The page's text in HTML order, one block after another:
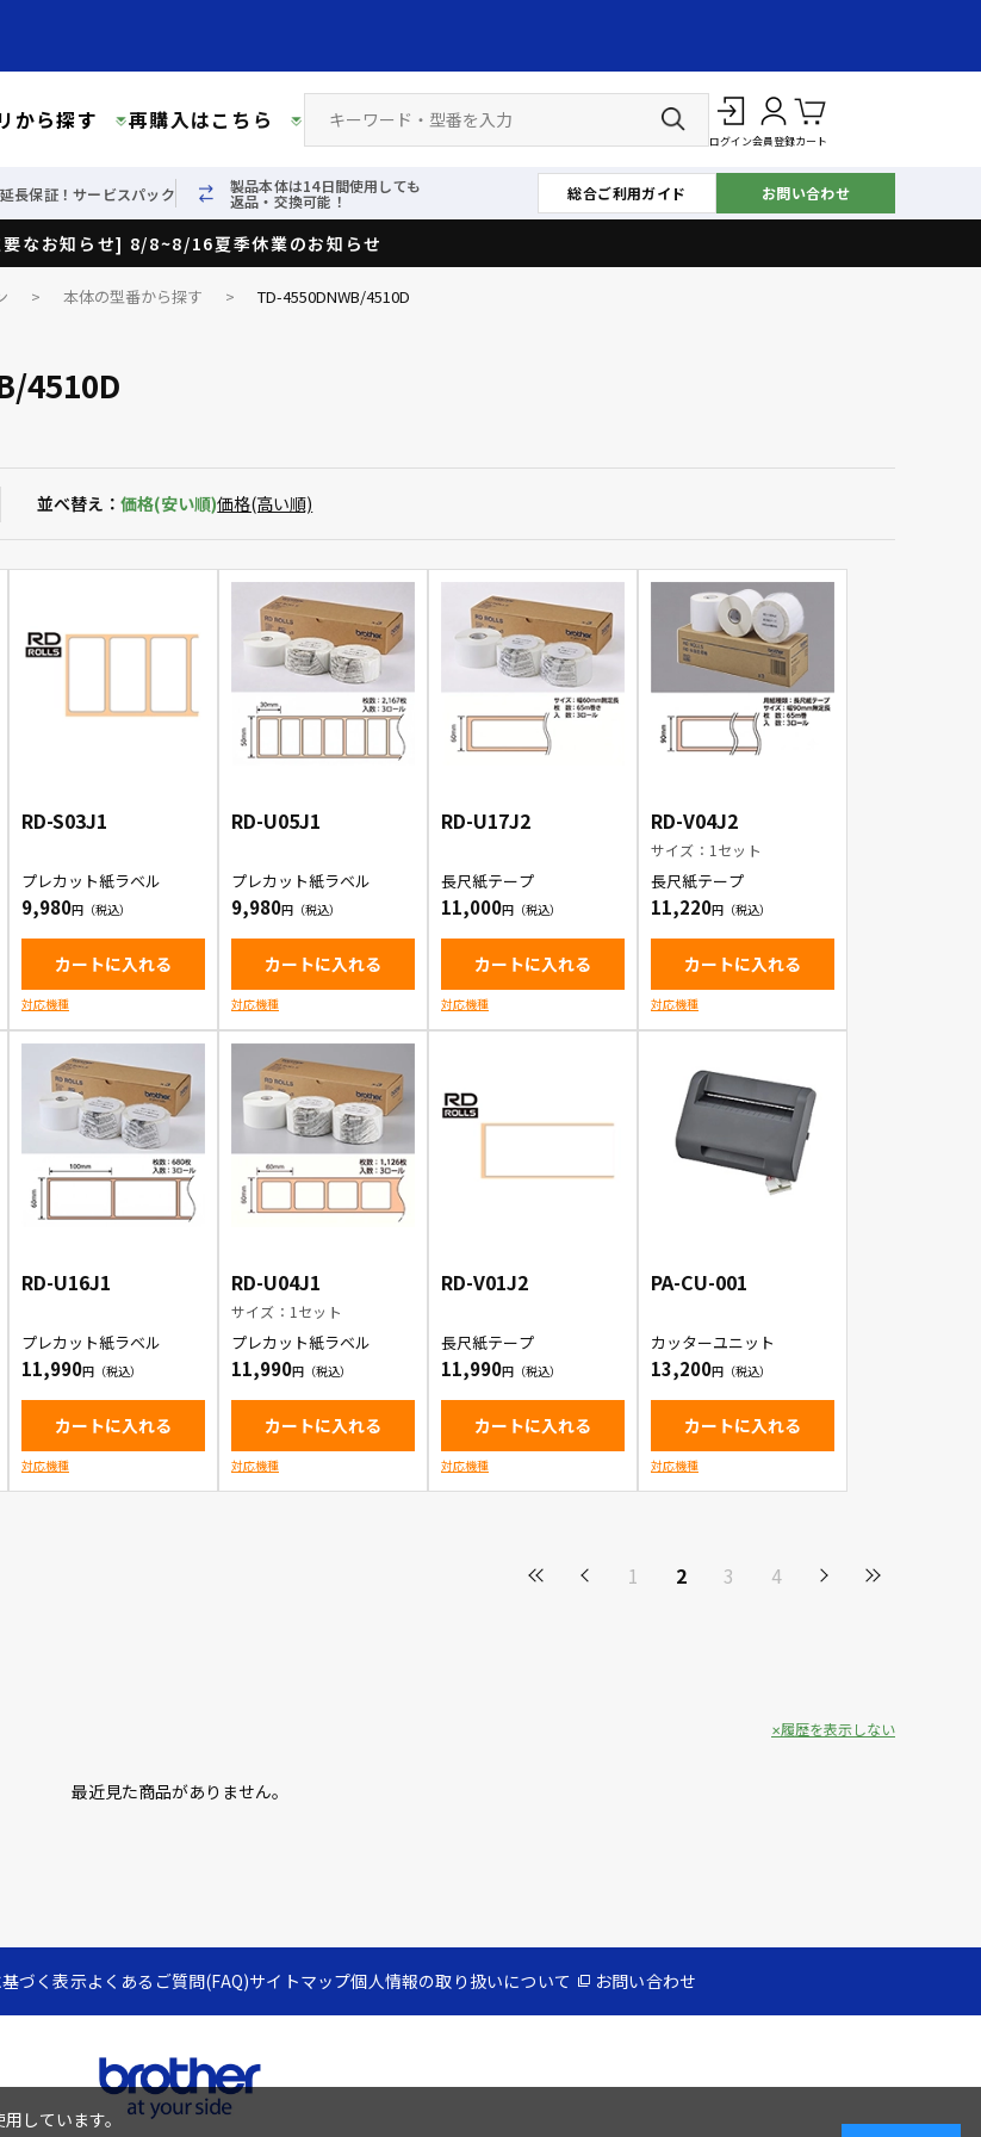
から探す 再購入はこちら
ログイン会員登録カート
長保証！サービスパック 製品本体は14日間使用しても
返品・交換可能！ 総合ご利用ガイド お問い合わせ
なお知らせ] 8/8~8/16夏季休業のお知らせ
> 本体の型番から探す > TD-4550DNWB/4510D
4510D
並べ替え：価格(安い順)価格(高い順)
RD-S03J1
プレカット紙ラベル
9,980
カートに入れる
対応機種
RD-U05J1
プレカット紙ラベル
9,980
カートに入れる
対応機種
RD-U17J2
長尺紙テープ
11,000
カートに入れる
対応機種
RD-V04J2
サイズ：1セット
長尺紙テープ
11,220
カートに入れる
対応機種
RD-U16J1
プレカット紙ラベル
11,990
カートに入れる
対応機種
RD-U04J1
サイズ：1セット
プレカット紙ラベル
11,990
カートに入れる
対応機種
RD-V01J2
長尺紙テープ
11,990
カートに入れる
対応機種
PA-CU-001
カッターユニット
13,200
カートに入れる
対応機種
1 2 3 4
最近見た商品がありません。
履歴を表示しない
づく表示よくあるご質問(FAQ)サイトマップ個人情報の取り扱いについて お問い合わせ
しています。